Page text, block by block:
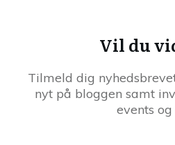
Vil du
Tilmeld dig
nyt på bloggen samt
events